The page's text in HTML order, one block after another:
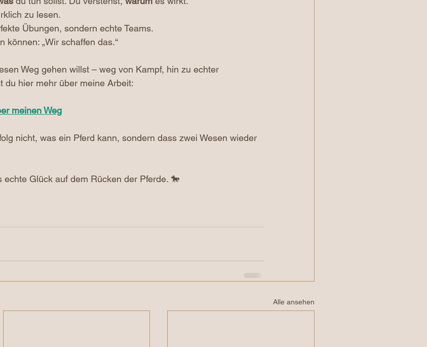
zu lesen.
Übungen, sondern echte Teams.
können: „Wir schaffen das.“
Weg gehen willst – weg von Kampf, hin zu echter
du hier mehr über meine Arbeit:
meinen Weg
nicht, was ein Pferd kann, sondern dass zwei Wesen wieder
Glück auf dem Rücken der Pferde. 🐎
Alle ansehen